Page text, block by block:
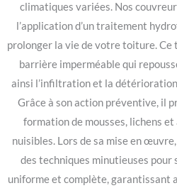
climatiques variées. Nos
l’application d’un traitement
prolonger la vie de votre toiture.
barrière imperméable qui
ainsi l’infiltration et la
Grâce à son action préventive, il
formation de mousses, lichens
nuisibles. Lors de sa mise en
des techniques minutieuses pour
uniforme et complète, garantissant